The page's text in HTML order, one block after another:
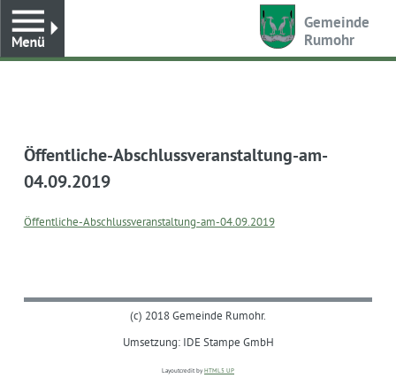
Gemeinde
Rumohr
Öffentliche-Abschlussveranstaltung-am-
04.09.2019
Öffentliche-Abschlussveranstaltung-am-04.09.2019
(c) 2018 Gemeinde Rumohr.
Umsetzung: IDE Stampe GmbH
Layoutcredit by HTML5 UP